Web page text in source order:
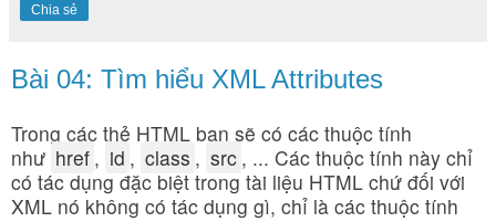
Chia sẻ
Bài 04: Tìm hiểu XML Attributes
Trong các thẻ HTML bạn sẽ có các thuộc tính
như href , id , class , src , ... Các thuộc tính này chỉ
có tác dụng đặc biệt trong tài liệu HTML chứ đối với
XML nó không có tác dụng gì, chỉ là các thuộc tính